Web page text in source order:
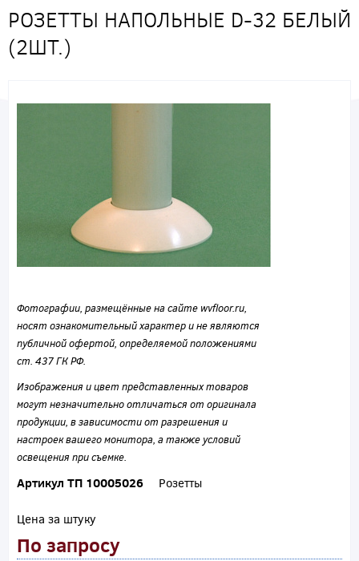
РОЗЕТТЫ НАПОЛЬНЫЕ D-32 БЕЛЫЙ
(2ШТ.)
Фотографии, размещённые на сайте wvfloor.ru,
носят ознакомительный характер и не являются
публичной офертой, определяемой положениями
ст. 437 ГК РФ.
Изображения и цвет представленных товаров
могут незначительно отличаться от оригинала
продукции, в зависимости от разрешения и
настроек вашего монитора, а также условий
освещения при съемке.
Артикул ТП 10005026 Розетты
Цена за штуку
По запросу